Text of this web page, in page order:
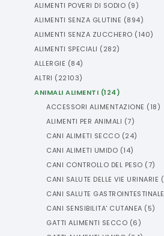
ALIMENTI POVERI DI SODIO (9)
ALIMENTI SENZA GLUTINE (894)
ALIMENTI SENZA ZUCCHERO (140)
ALIMENTI SPECIALI (282)
ALLERGIE (84)
ALTRI (22103)
ANIMALI ALIMENTI (124)
ACCESSORI ALIMENTAZIONE (18)
ALIMENTI PER ANIMALI (7)
CANI ALIMETI SECCO (24)
CANI ALIMETI UMIDO (14)
CANI CONTROLLO DEL PESO (7)
CANI SALUTE DELLE VIE URINARIE (
CANI SALUTE GASTROINTESTINALE
CANI SENSIBILITA' CUTANEA (5)
GATTI ALIMENTI SECCO (6)